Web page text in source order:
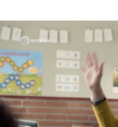
Menu
Home
9 sept: GenAI-training